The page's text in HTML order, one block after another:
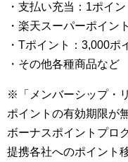
・支払い充当：1ポイ
・楽天スーパーポイン
・Tポイント：3,000
・その他各種商品など
※「メンバーシップ・
ポイントの有効期限が
ボーナスポイントプロ
提携各社へのポイント